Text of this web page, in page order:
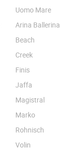
Uomo Mare
Arina Ballerina
Beach
Creek
Finis
Jaffa
Magistral
Marko
Rohnisch
Volin